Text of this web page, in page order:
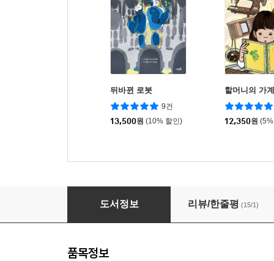
뒤바뀐 로봇
9건
13,500원 (10% 할인)
할머니의 가
12,350원
스위치 프로젝트
도서정보 리뷰/한줄평 (15/1)
품목정보